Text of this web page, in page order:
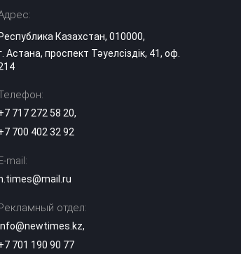
Республика Казахстан, 010000,
Астана, проспект Тәуелсіздік, 41, оф.
717 272 58 20,
700 402 32 92
mail:
отдел:
,
701 190 90 77